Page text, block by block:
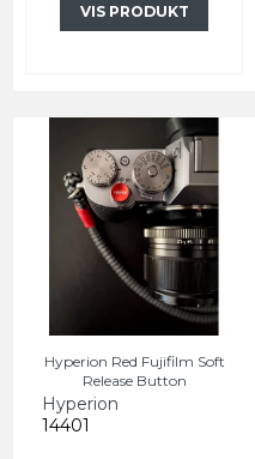
VIS PRODUKT
Hyperion Red Fujifilm Soft
Release Button
Hyperion
14401